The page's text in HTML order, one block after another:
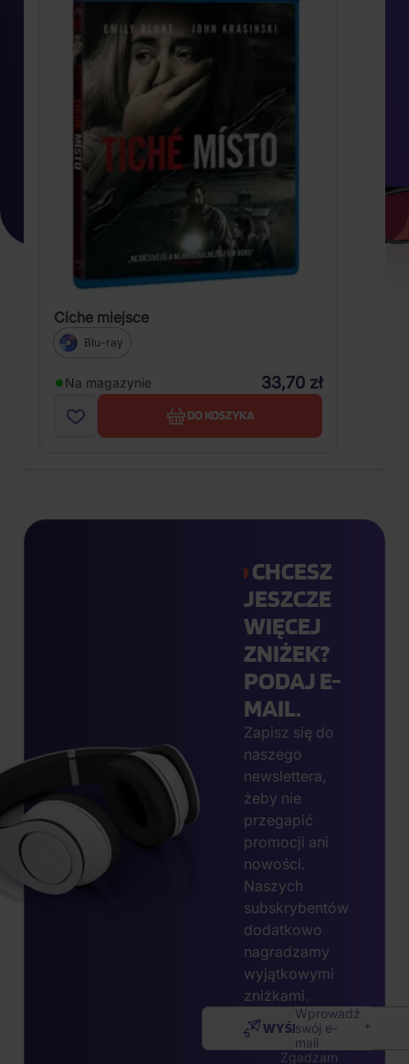
Ciche miejsce
Blu-ray
Na magazynie 33,70 zł
DO KOSZYKA
CHCESZ
JESZCZE
WIĘCEJ
ZNIŻEK?
PODAJ E-
MAIL.
Zapisz się do
naszego
newslettera,
żeby nie
przegapić
promocji ani
nowości.
Naszych
subskrybentów
dodatkowo
nagradzamy
wyjątkowymi
zniżkami.
Wprowadź
swój e-
mail
WYŚLIJ
Zgadzam